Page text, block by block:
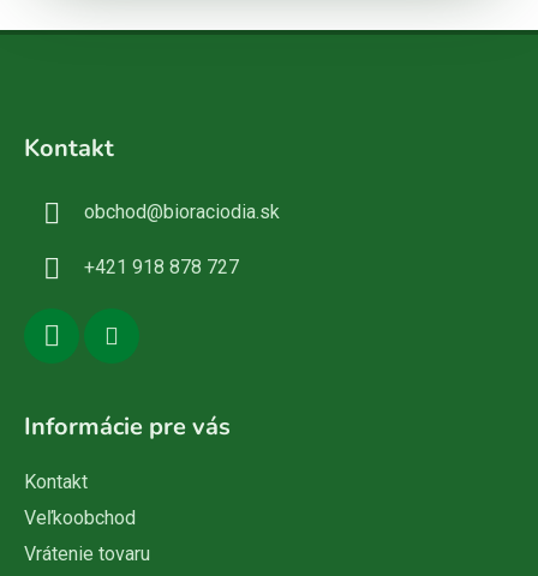
Kontakt
obchod@bioraciodia.sk
+421 918 878 727
Informácie pre vás
Kontakt
Veľkoobchod
Vrátenie tovaru